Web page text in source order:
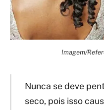
Imagem/
Nunca se deve
seco, pois isso